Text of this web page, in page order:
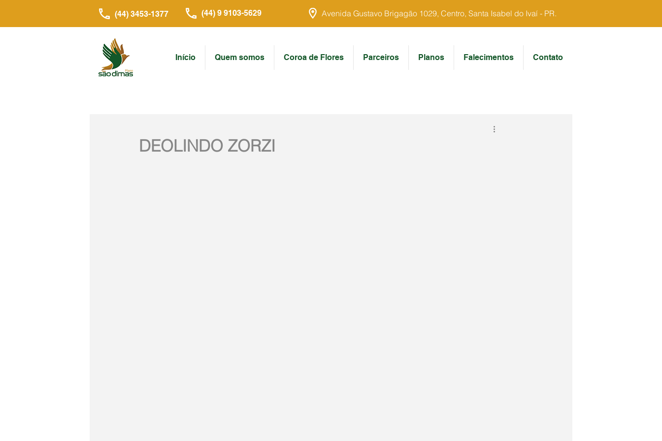
(44) 3453-1377 (44) 9 9103-5629 Avenida Gustavo Brigagão 1029, Centro, Santa Isabel do Ivaí - PR.
Início Quem somos Coroa de Flores Parceiros Planos Falecimentos Contato
DEOLINDO ZORZI